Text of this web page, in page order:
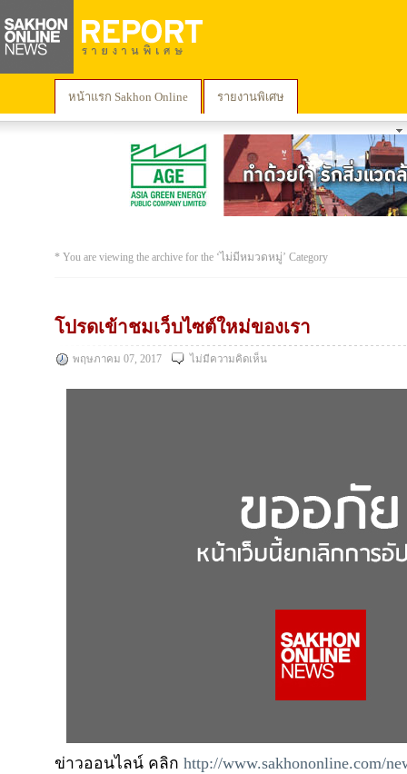
หน้าแรก Sakhon Online รายงานพิเศษ
* You are viewing the archive for the ‘ไม่มีหมวดหมู่’ Category
โปรดเข้าชมเว็บไซต์ใหม่ของเรา
พฤษภาคม 07, 2017 ไม่มีความคิดเห็น
ข่าวออนไลน์ คลิก http://www.sakhononline.com/